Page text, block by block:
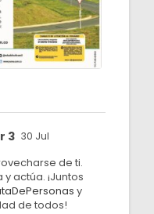
3 30 Jul
de ti.
actúa. ¡Juntos
y
de todos!